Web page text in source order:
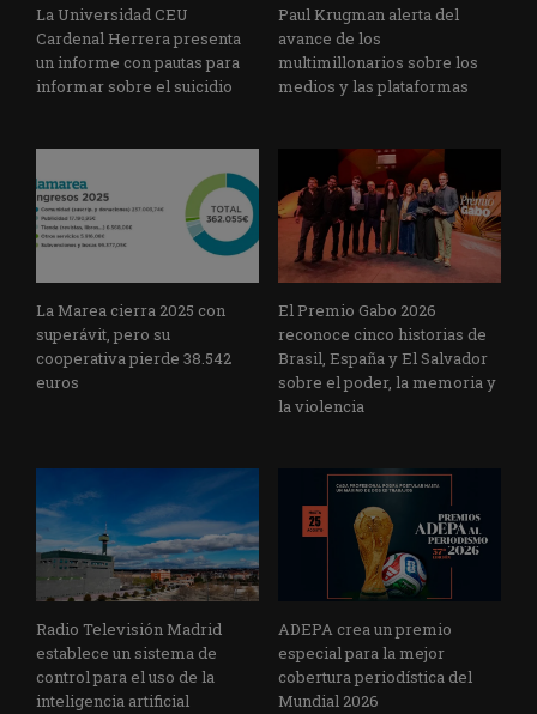
La Universidad CEU
Cardenal Herrera presenta
un informe con pautas para
informar sobre el suicidio
Paul Krugman alerta del
avance de los
multimillonarios sobre los
medios y las plataformas
La Marea cierra 2025 con
superávit, pero su
cooperativa pierde 38.542
euros
El Premio Gabo 2026
reconoce cinco historias de
Brasil, España y El Salvador
sobre el poder, la memoria y
la violencia
Radio Televisión Madrid
establece un sistema de
control para el uso de la
inteligencia artificial
ADEPA crea un premio
especial para la mejor
cobertura periodística del
Mundial 2026